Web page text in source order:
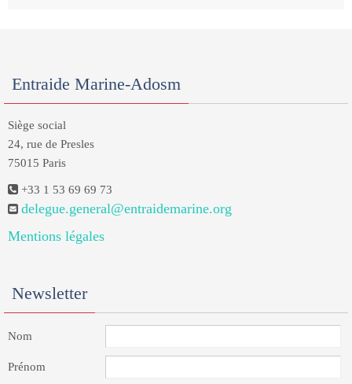
Entraide Marine-Adosm
Siège social
24, rue de Presles
75015 Paris
+33 1 53 69 69 73
delegue.general@entraidemarine.org
Mentions légales
Newsletter
Nom
Prénom